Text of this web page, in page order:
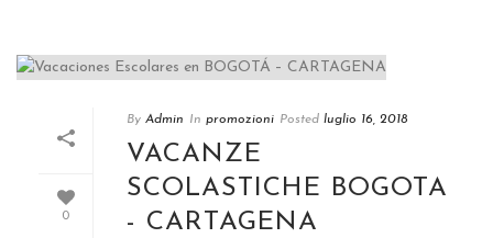
0
By Admin In promozioni Posted luglio 16, 2018
VACANZE
SCOLASTICHE BOGOTA
- CARTAGENA